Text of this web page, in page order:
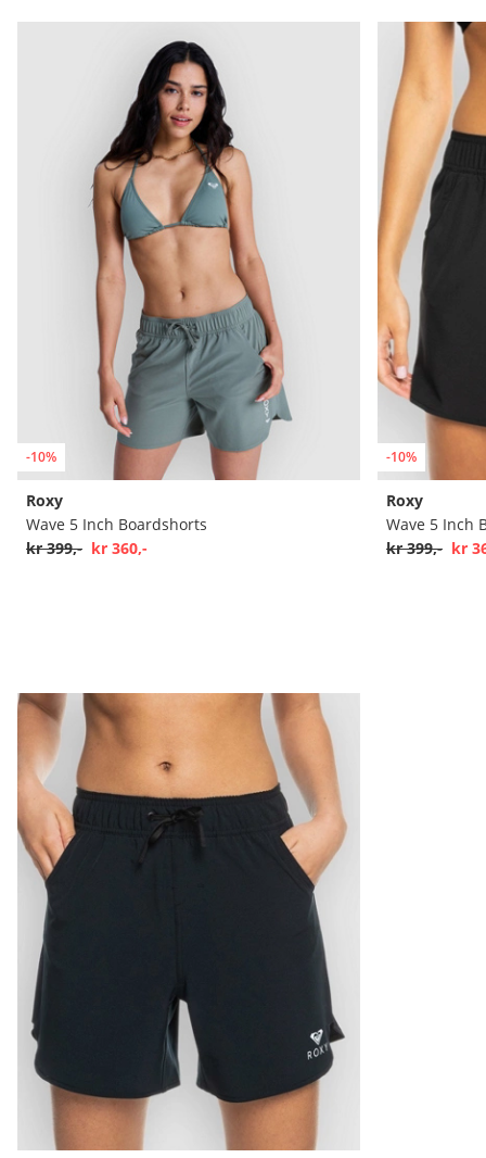
-10%
Roxy
Wave 5 Inch Boardshorts
kr 399,- kr 360,-
-10%
Roxy
Wave 5 Inch
kr 399,- kr